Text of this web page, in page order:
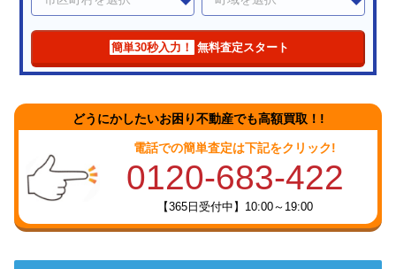
簡単30秒入力！ 無料査定スタート
どうにかしたいお困り不動産でも高額買取！!
電話での簡単査定は下記をクリック!
0120-683-422
【365日受付中】10:00～19:00